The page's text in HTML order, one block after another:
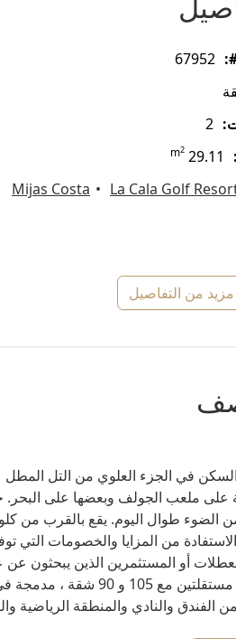
67952
2
29.11
m2
Mijas Costa La Cala Golf
من التفاصيل
السكن في الجزء العلوي من التل
على ملعب الجولف وبعضها على البحر.
من الضوء طوال اليوم. يقع بالقرب
من المزايا والخصومات التي
أو المستثمرين الذين يبحثون
قطعتين مستقلتين
الفندق والنادي والمنطقة الرياضية